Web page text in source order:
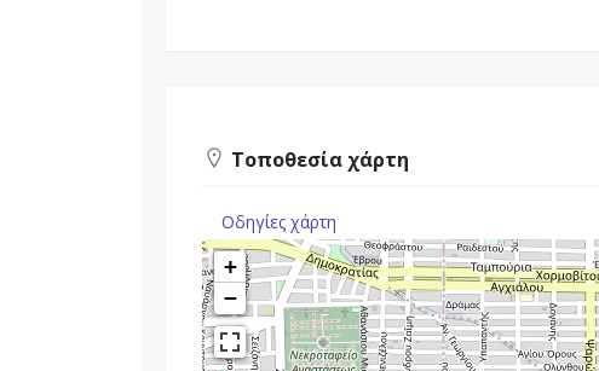
Τοποθεσία χάρτη
Οδηγίες χάρτη
+
−